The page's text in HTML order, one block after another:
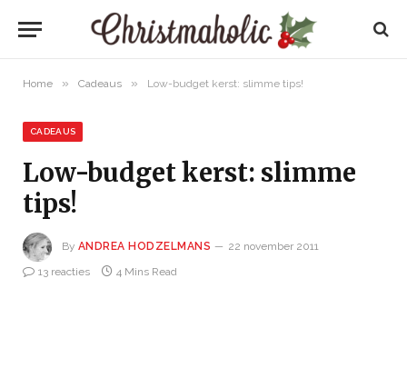
Home » Cadeaus » Low-budget kerst: slimme tips!
CADEAUS
Low-budget kerst: slimme
tips!
By ANDREA HODZELMANS
22 november 2011
13 reacties
4 Mins Read